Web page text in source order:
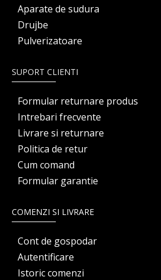
Aparate de sudura
Drujbe
Pulverizatoare
SUPORT CLIENTI
Formular returnare produs
Intrebari frecvente
Livrare si returnare
Politica de retur
Cum comand
Formular garantie
COMENZI SI LIVRARE
Cont de gospodar
Autentificare
Istoric comenzi